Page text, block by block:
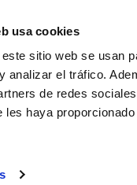
usa cookies
sitio web se usan
analizar el tráfico.
de redes
les haya
Sobre nosotros